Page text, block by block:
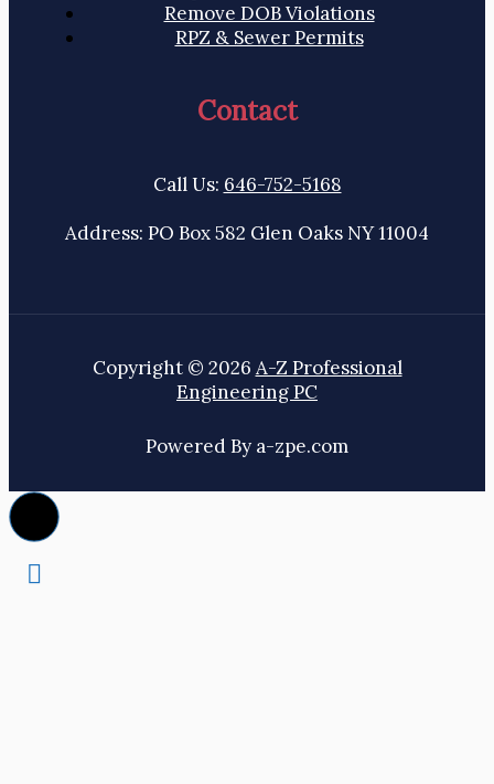
Remove DOB Violations
RPZ & Sewer Permits
Contact
Call Us: 646-752-5168
Address: PO Box 582 Glen Oaks NY 11004
Copyright © 2026 A-Z Professional
Engineering PC
Powered By a-zpe.com